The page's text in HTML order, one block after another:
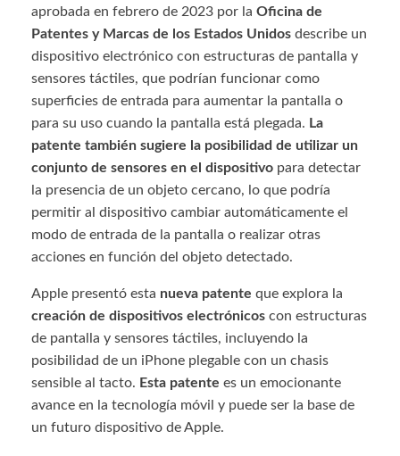
aprobada en febrero de 2023 por la Oficina de
Patentes y Marcas de los Estados Unidos describe un
dispositivo electrónico con estructuras de pantalla y
sensores táctiles, que podrían funcionar como
superficies de entrada para aumentar la pantalla o
para su uso cuando la pantalla está plegada. La
patente también sugiere la posibilidad de utilizar un
conjunto de sensores en el dispositivo para detectar
la presencia de un objeto cercano, lo que podría
permitir al dispositivo cambiar automáticamente el
modo de entrada de la pantalla o realizar otras
acciones en función del objeto detectado.
Apple presentó esta nueva patente que explora la
creación de dispositivos electrónicos con estructuras
de pantalla y sensores táctiles, incluyendo la
posibilidad de un iPhone plegable con un chasis
sensible al tacto. Esta patente es un emocionante
avance en la tecnología móvil y puede ser la base de
un futuro dispositivo de Apple.